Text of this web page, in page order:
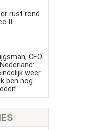
rust rond
II
CEO
weer
ben nog